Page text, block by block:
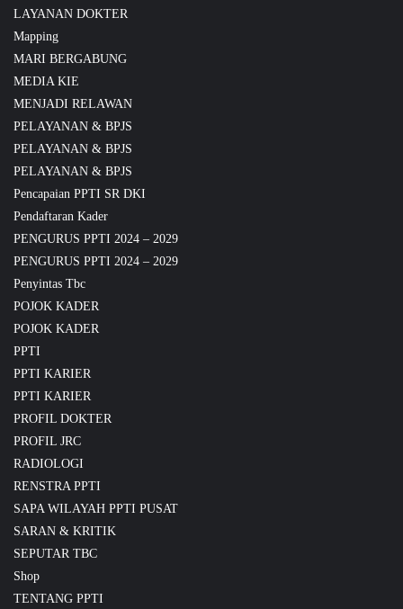
LAYANAN DOKTER
Mapping
MARI BERGABUNG
MEDIA KIE
MENJADI RELAWAN
PELAYANAN & BPJS
PELAYANAN & BPJS
PELAYANAN & BPJS
Pencapaian PPTI SR DKI
Pendaftaran Kader
PENGURUS PPTI 2024 – 2029
PENGURUS PPTI 2024 – 2029
Penyintas Tbc
POJOK KADER
POJOK KADER
PPTI
PPTI KARIER
PPTI KARIER
PROFIL DOKTER
PROFIL JRC
RADIOLOGI
RENSTRA PPTI
SAPA WILAYAH PPTI PUSAT
SARAN & KRITIK
SEPUTAR TBC
Shop
TENTANG PPTI